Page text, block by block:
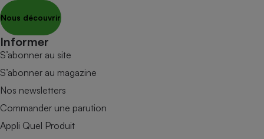
Nous découvrir
Informer
S’abonner au site
S’abonner au magazine
Nos newsletters
Commander une parution
Appli Quel Produit